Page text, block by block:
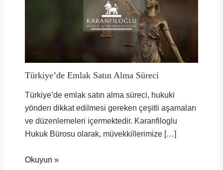
Türkiye’de Emlak Satın Alma Süreci
Türkiye’de emlak satın alma süreci, hukuki
yönden dikkat edilmesi gereken çeşitli aşamaları
ve düzenlemeleri içermektedir. Karanfiloglu
Hukuk Bürosu olarak, müvekkillerimize […]
Okuyun »